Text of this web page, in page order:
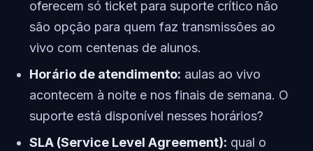
oferecem só ticket para suporte crítico não
são opção para quem faz transmissões ao
vivo com centenas de alunos.
Horário de atendimento: aulas ao vivo
acontecem à noite e nos finais de semana. O
suporte está disponível nesses horários?
SLA (Service Level Agreement): qual o